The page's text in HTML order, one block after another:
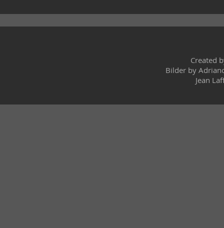
Created
Bilder by
Jean